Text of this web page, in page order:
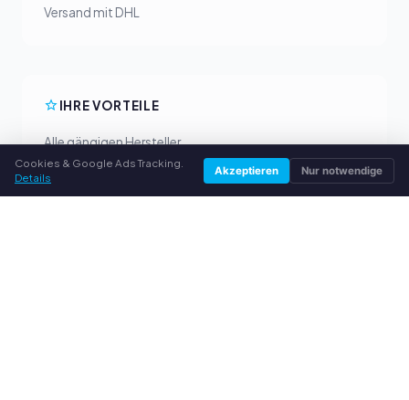
Versand mit DHL
IHRE VORTEILE
Alle gängigen Hersteller
Faire Ankaufpreise
Geld vorab per PayPal
Cookies & Google Ads Tracking.
Details
Akzeptieren Nur notwendige